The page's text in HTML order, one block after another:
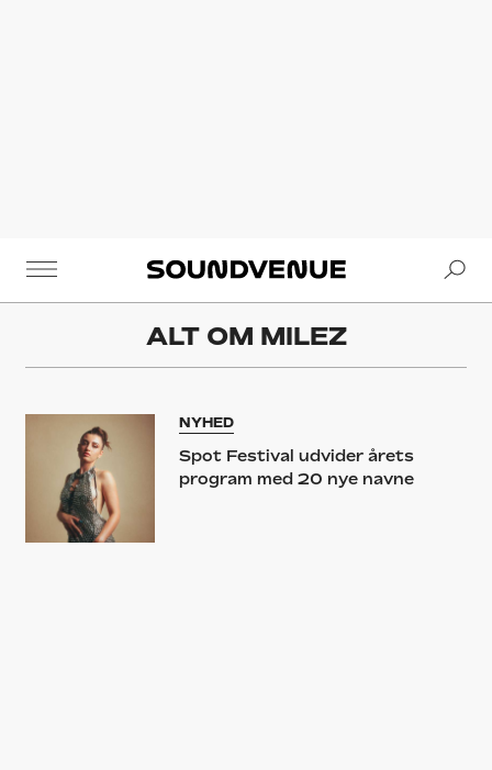
Soundvenue
ALT OM MILEZ
NYHED
Spot Festival udvider årets
program med 20 nye navne